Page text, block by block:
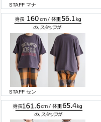
STAFF マナ
STAFF セン